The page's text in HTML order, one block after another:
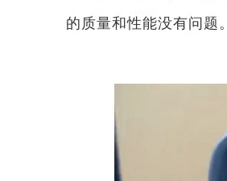
的质量和性能没有问题。